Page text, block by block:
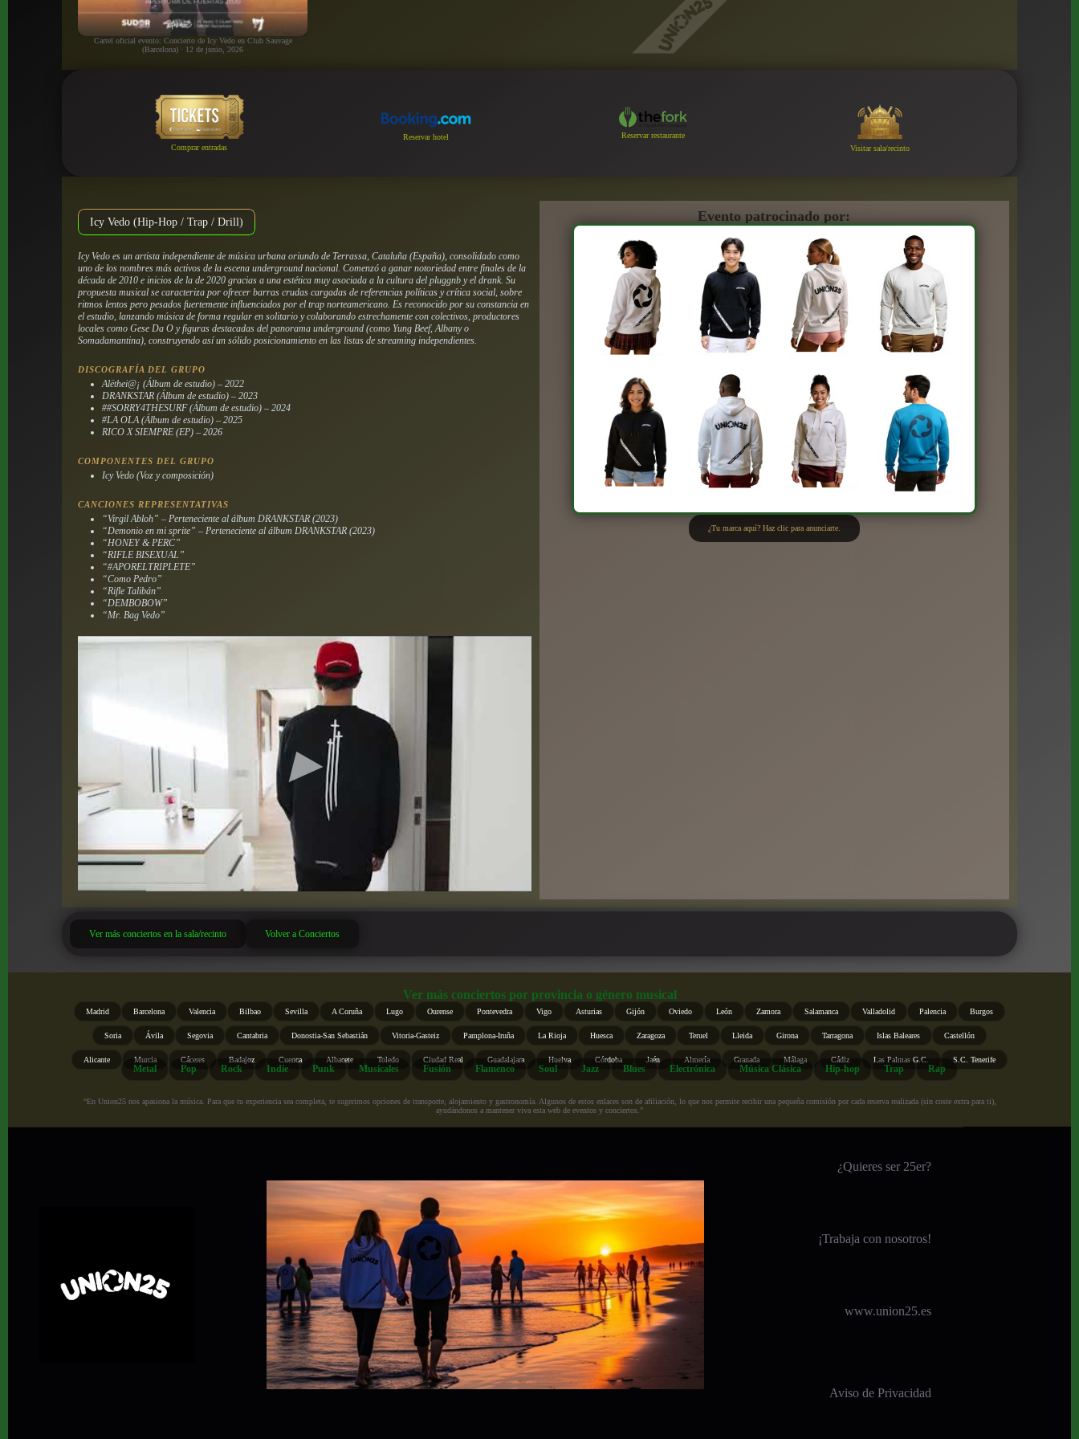
Cartel oficial evento: Concierto de Icy Vedo en Club Sauvage
(Barcelona) · 12 de junio, 2026
Comprar entradas
Reservar hotel
Reservar restaurante
Visitar sala/recinto
Icy Vedo (Hip-Hop / Trap / Drill)
Icy Vedo es un artista independiente de música urbana oriundo de Terrassa, Cataluña (España), consolidado como
uno de los nombres más activos de la escena underground nacional. Comenzó a ganar notoriedad entre finales de la
década de 2010 e inicios de la de 2020 gracias a una estética muy asociada a la cultura del pluggnb y el drank. Su
propuesta musical se caracteriza por ofrecer barras crudas cargadas de referencias políticas y crítica social, sobre
ritmos lentos pero pesados fuertemente influenciados por el trap norteamericano. Es reconocido por su constancia en
el estudio, lanzando música de forma regular en solitario y colaborando estrechamente con colectivos, productores
locales como Gese Da O y figuras destacadas del panorama underground (como Yung Beef, Albany o
Somadamantina), construyendo así un sólido posicionamiento en las listas de streaming independientes.
DISCOGRAFÍA DEL GRUPO
Alëthei@¡ (Álbum de estudio) – 2022
DRANKSTAR (Álbum de estudio) – 2023
##SORRY4THESURF(Álbum de estudio) – 2024
#LA OLA(Álbum de estudio) – 2025
RICO X SIEMPRE (EP) – 2026
COMPONENTES DEL GRUPO
Icy Vedo (Voz y composición)
CANCIONES REPRESENTATIVAS
“Virgil Abloh” – Perteneciente al álbumDRANKSTAR (2023)
“Demonio en mi sprite” – Perteneciente al álbumDRANKSTAR (2023)
“HONEY & PERC”
“RIFLE BISEXUAL”
“#APORELTRIPLETE”
“Como Pedro”
“Rifle Talibán”
“DEMBOBOW”
“Mr. Bag Vedo”
Evento patrocinado por:
¿Tu marca aquí? Haz clic para anunciarte.
Ver más conciertos en la sala/recinto Volver a Conciertos
Ver más conciertos por provincia o género musical
Madrid Barcelona Valencia Bilbao Sevilla A Coruña Lugo Ourense Pontevedra Vigo Asturias Gijón Oviedo León Zamora Salamanca Valladolid Palencia Burgos
Soria Ávila Segovia Cantabria Donostia-San Sebastián Vitoria-Gasteiz Pamplona-Iruña La Rioja Huesca Zaragoza Teruel Lleida Girona Tarragona Islas Baleares Castellón
Alicante Murcia Cáceres Badajoz Cuenca Albacete Toledo Ciudad Real Guadalajara Huelva Córdoba Jaén Almería Granada Málaga Cádiz Las Palmas G.C. S.C. Tenerife
Metal Pop Rock Indie Punk Musicales Fusión Flamenco Soul Jazz Blues Electrónica Música Clásica Hip-hop Trap Rap
“En Union25 nos apasiona la música. Para que tu experiencia sea completa, te sugerimos opciones de transporte, alojamiento y gastronomía. Algunos de estos enlaces son de afiliación, lo que nos permite recibir una pequeña comisión por cada reserva realizada (sin coste extra para ti),
ayudándonos a mantener viva esta web de eventos y conciertos.”
¿Quieres ser 25er?
¡Trabaja con nosotros!
www.union25.es
Aviso de Privacidad